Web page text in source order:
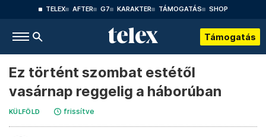
TELEX AFTER G7 KARAKTER TÁMOGATÁS SHOP
Támogatás
Ez történt szombat estétől
vasárnap reggelig a háborúban
KÜLFÖLD frissítve